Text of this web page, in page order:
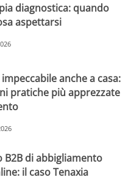
diagnostica: quando
aspettarsi
anche a casa:
pratiche più apprezzate
B2B di abbigliamento
il caso Tenaxia